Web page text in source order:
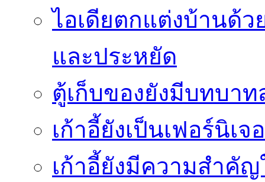
ไอเดียตกแต่งบ้านด้ว
และประหยัด
ตู้เก็บของยังมีบทบา
เก้าอี้ยังเป็นเฟอร์นิเ
เก้าอี้ยังมีความสำคั